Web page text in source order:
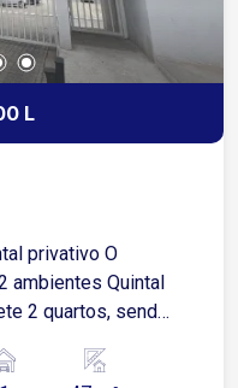
L
privativo O
2 quartos, sendo
no